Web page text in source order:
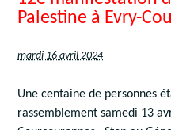
Palestine à Evry-
mardi 16 avril 2024
Une centaine de personnes
rassemblement samedi 13